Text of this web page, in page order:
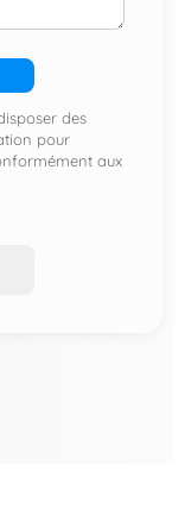
des
pour
aux